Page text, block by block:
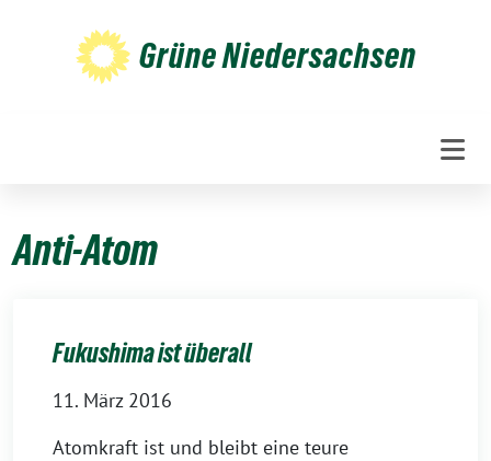
Grüne Niedersachsen
Anti-Atom
Fukushima ist überall
11. März 2016
Atomkraft ist und bleibt eine teure